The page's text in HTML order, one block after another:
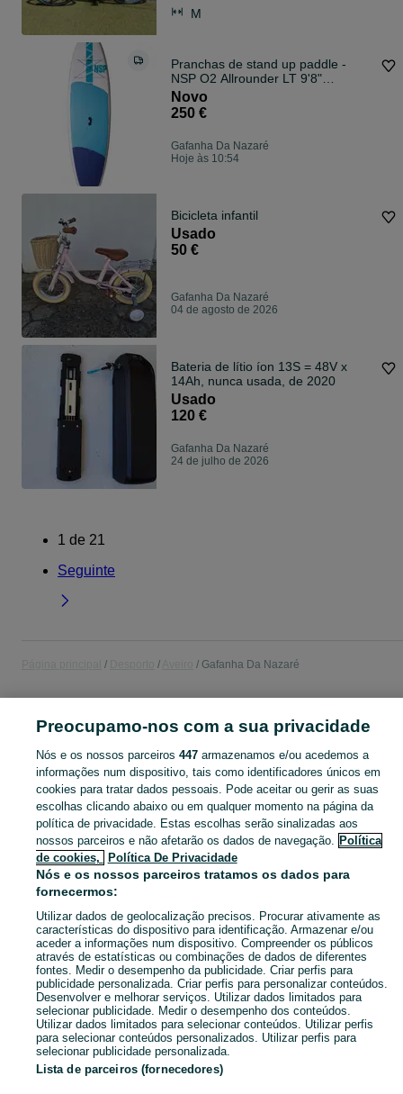
M
Pranchas de stand up paddle -
NSP O2 Allrounder LT 9'8"
Inflatable SUP
Novo
250 €
Gafanha Da Nazaré
Hoje às 10:54
Bicicleta infantil
Usado
50 €
Gafanha Da Nazaré
04 de agosto de 2026
Bateria de lítio íon 13S = 48V x
14Ah, nunca usada, de 2020
Usado
120 €
Gafanha Da Nazaré
24 de julho de 2026
1 de 21
Seguinte
Gafanha Da Nazaré
CATEGORIA
Navegue pelos últimos anúncios de Desporto em Gafanha Da Nazaré no OLX Portugal. Compre e venda produtos locais com facilidade e segurança. Mostrar
Mapa do site
Mapa das freguesias
Mapa de mini-sites
Pesquisas populares
Preocupamo-nos com a sua privacidade
Nós e os nossos parceiros 447armazenamos e/ou acedemos a
informações num dispositivo, tais como identificadores únicos em
cookies para tratar dados pessoais. Pode aceitar ou gerir as suas
escolhas clicando abaixo ou em qualquer momento na página da
política de privacidade. Estas escolhas serão sinalizadas aos
nossos parceiros e não afetarão os dados de navegação. Política
de cookies,
Política De Privacidade
Nós e os nossos parceiros tratamos os dados para
fornecermos:
Utilizar dados de geolocalização precisos. Procurar ativamente as
características do dispositivo para identificação. Armazenar e/ou
aceder a informações num dispositivo. Compreender os públicos
através de estatísticas ou combinações de dados de diferentes
fontes. Medir o desempenho da publicidade. Criar perfis para
publicidade personalizada. Criar perfis para personalizar conteúdos.
Desenvolver e melhorar serviços. Utilizar dados limitados para
selecionar publicidade. Medir o desempenho dos conteúdos.
Utilizar dados limitados para selecionar conteúdos. Utilizar perfis
para selecionar conteúdos personalizados. Utilizar perfis para
selecionar publicidade personalizada.
Lista de parceiros (fornecedores)